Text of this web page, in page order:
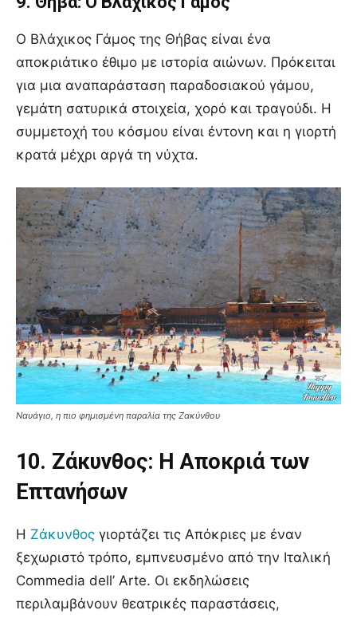
Ο Βλάχικος Γάμος της Θήβας είναι ένα
αποκριάτικο έθιμο με ιστορία αιώνων. Πρόκειται
για μια αναπαράσταση παραδοσιακού γάμου,
γεμάτη σατυρικά στοιχεία, χορό και τραγούδι. Η
συμμετοχή του κόσμου είναι έντονη και η γιορτή
κρατά μέχρι αργά τη νύχτα.
Ναυάγιο, η πιο φημισμένη παραλία της Ζακύνθου
10. Ζάκυνθος: Η Αποκριά των
Επτανήσων
Η Ζάκυνθος γιορτάζει τις Απόκριες με έναν
ξεχωριστό τρόπο, εμπνευσμένο από την Ιταλική
Commedia dell’ Arte. Οι εκδηλώσεις
περιλαμβάνουν θεατρικές παραστάσεις,